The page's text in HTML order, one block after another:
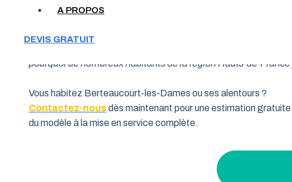
A PROPOS
DEVIS GRATUIT
pourquoi de nombreux habitants de la région Hauts-de-
Vous habitez Berteaucourt-les-Dames ou ses alentours ?
Contactez-nousdès maintenant pour une estimation
du modèle à la mise en service complète.